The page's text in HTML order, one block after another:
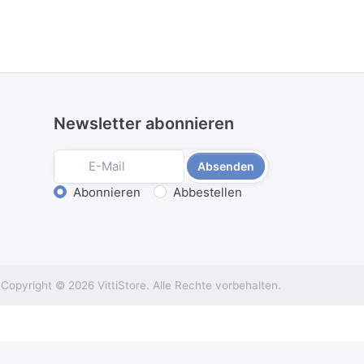
Newsletter abonnieren
Absenden
Aktion wählen
Abonnieren Abbestellen
Copyright © 2026 VittiStore. Alle Rechte vorbehalten.